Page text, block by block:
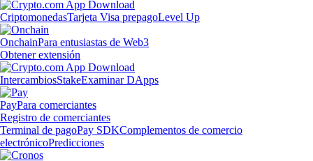
CriptomonedasTarjeta Visa prepagoLevel Up
OnchainPara entusiastas de Web3
Obtener extensión
IntercambiosStakeExaminar DApps
PayPara comerciantes
Registro de comerciantes
Terminal de pagoPay SDKComplementos de comercio
electrónicoPredicciones